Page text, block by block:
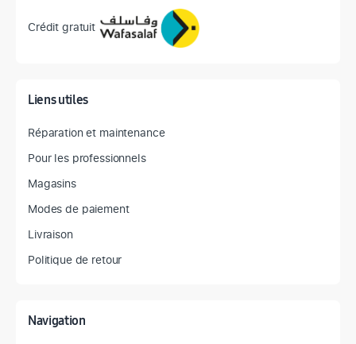
Crédit gratuit
Liens utiles
Réparation et maintenance
Pour les professionnels
Magasins
Modes de paiement
Livraison
Politique de retour
Navigation